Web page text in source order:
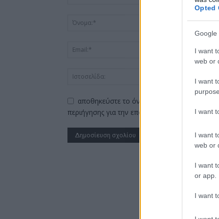
Opted
Google
I want
web or
I want
I want
I want
web or
I want
or app.
I want
αποθηκεύστε το όνομα, το ηλεκτρονικό
περιήγησης για την επόμενη φορά που θα